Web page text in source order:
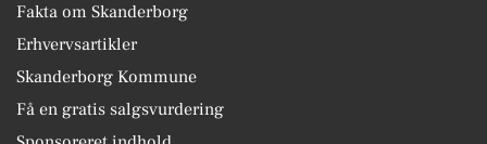
Fakta om Skanderborg
Erhvervsartikler
Skanderborg Kommune
Få en gratis salgsvurdering